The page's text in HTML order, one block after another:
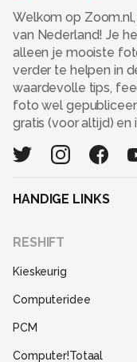
Welkom op
van Nederland! Je
alleen je mooiste
verder te helpen in
waardevolle tips,
foto wel
gratis (voor altijd)
HANDIGE LINKS
RESHIFT
Kieskeurig
Computeridee
PCM
Computer!Totaal